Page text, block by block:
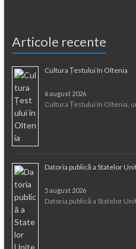
Articole recente
Cultura Țestului în Oltenia
6 august 2026
Cultura Țestului în Oltenia,
Datoria publică a Statelor
5 august 2026
Datoria publică a Statelor